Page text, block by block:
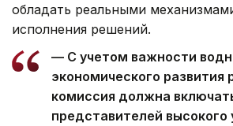
обладать реальными
исполнения решений.
— С учетом важности
экономического развития
комиссия должна
представителей высокого